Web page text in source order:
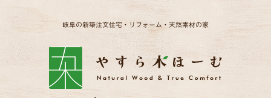
岐阜の新築注文住宅・リフォーム・天然素材の家